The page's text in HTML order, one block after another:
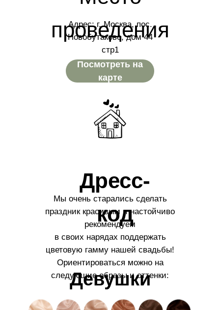
проведения
Посмотреть на
карте
Адрес: г. Москва, пос.
Новобутаково, дом 44
стр1
Дресс-
код
Девушки
Мы очень старались сделать
праздник красивым и настойчиво
рекомендуем
в своих нарядах поддержать
цветовую гамму нашей свадьбы!
Ориентироваться можно на
следующие образы и оттенки: